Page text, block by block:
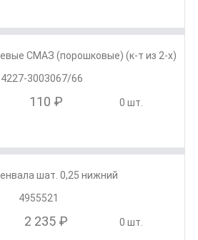
СМАЗ (порошковые) (к-т из 2-х)
3003067/66
110 ₽ 0 шт.
шат. 0,25 нижний
4955521
2 235 ₽ 0 шт.